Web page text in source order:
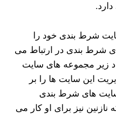
شرط بندی خود را
شرط بندی در ارتباط می
زیر مجموعه های سایت
این سایت ها را بر
های شرط بندی
نیز برای او کار می